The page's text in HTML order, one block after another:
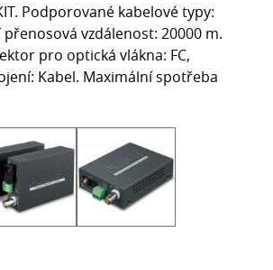
Podporované kabelové typy:
vzdálenost: 20000 m.
pro optická vlákna: FC,
Kabel. Maximální spotřeba